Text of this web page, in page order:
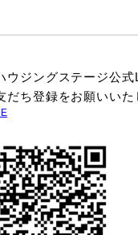
ジングステージ公式
ち登録をお願いいた